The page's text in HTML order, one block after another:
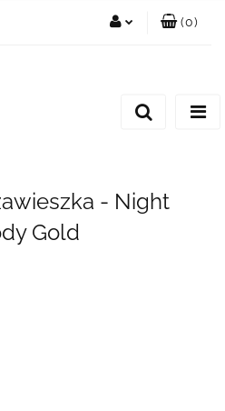
(0)
- Night
Gold